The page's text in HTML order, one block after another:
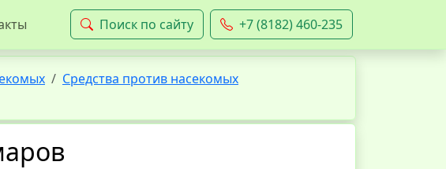
Поиск по сайту +7 (8182) 460-235
Средства против насекомых